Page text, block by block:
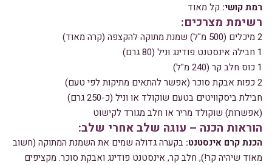
רמת קושי: קל מאוד
רשימת מצרכים:
2 מיכלים (500 מ"ל) שמנת מתוקה להקצפה (קרה מאוד)
1 חבילה אינסטנט פודינג וניל (80 גרם)
1 כוס חלב קר (240 מ"ל)
2 כפות אבקת סוכר (אפשר להתאים מתיקות לפי טעם)
חבילת ביסקוויטים בטעם שוקולד או וניל (כ-250 גרם)
(אפשרות) שוקולד מריר או חלב מגורד לקישוט
הוראות הכנה – עוגה שלב אחרי שלב:
הכנת קרם אינסטנט: בקערה גדולה שמים את השמנת המתוקה (חשוב
מאוד שיהיה קר!), חלב קר, אינסטנט פודינג ואבקת סוכר. מקציפים